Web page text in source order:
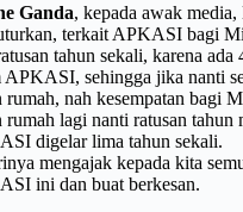
Ganda, kepada awak
terkait APKASI bagi
tahun sekali, karena ada
APKASI, sehingga jika nanti
rumah, nah kesempatan bagi
rumah lagi nanti ratusan tahun
digelar lima tahun sekali.
mengajak kepada kita
ini dan buat berkesan.